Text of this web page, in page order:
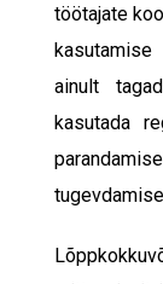
töötajate
ainult
kasutada